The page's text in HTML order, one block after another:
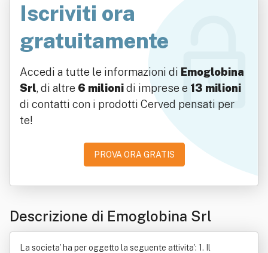
Iscriviti ora
gratuitamente
Accedi a tutte le informazioni di Emoglobina
Srl, di altre 6 milionidi imprese e 13 milioni
di contatti con i prodotti Cerved pensati per
te!
PROVA ORA GRATIS
Descrizione di Emoglobina Srl
La societa' ha per oggetto la seguente attivita': 1. Il